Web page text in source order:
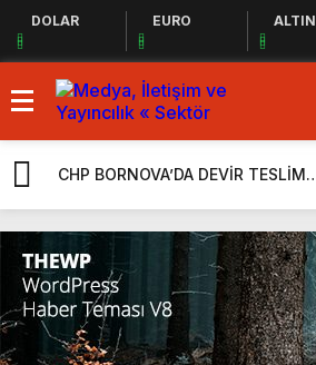
DOLAR EURO ALTIN
CHP BORNOVA’DA DEVİR TESLİM
GERÇEKLEŞTİ